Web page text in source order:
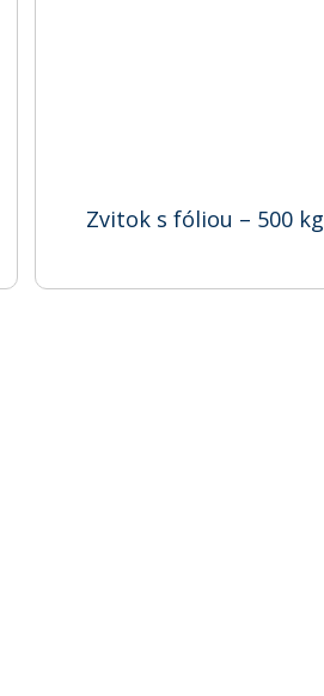
Zvitok s fóliou – 500 kg